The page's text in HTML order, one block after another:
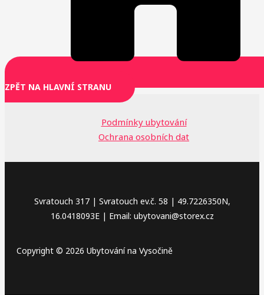
ZPĚT NA HLAVNÍ STRANU
Podmínky ubytování
Ochrana osobních dat
Svratouch 317 | Svratouch ev.č. 58 | 49.7226350N,
16.0418093E | Email: ubytovani@storex.cz
Copyright © 2026 Ubytování na Vysočině